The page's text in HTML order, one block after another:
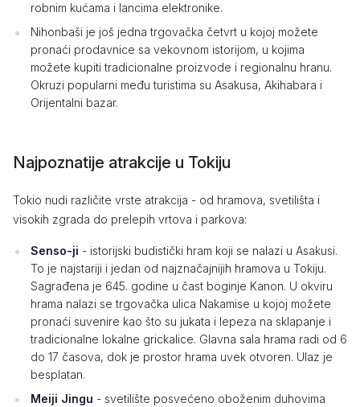
robnim kućama i lancima elektronike.
Nihonbaši je još jedna trgovačka četvrt u kojoj možete
pronaći prodavnice sa vekovnom istorijom, u kojima
možete kupiti tradicionalne proizvode i regionalnu hranu.
Okruzi popularni među turistima su Asakusa, Akihabara i
Orijentalni bazar.
Najpoznatije atrakcije u Tokiju
Tokio nudi različite vrste atrakcija - od hramova, svetilišta i
visokih zgrada do prelepih vrtova i parkova:
Senso-ji - istorijski budistički hram koji se nalazi u Asakusi.
To je najstariji i jedan od najznačajnijih hramova u Tokiju.
Sagrađena je 645. godine u čast boginje Kanon. U okviru
hrama nalazi se trgovačka ulica Nakamise u kojoj možete
pronaći suvenire kao što su jukata i lepeza na sklapanje i
tradicionalne lokalne grickalice. Glavna sala hrama radi od 6
do 17 časova, dok je prostor hrama uvek otvoren. Ulaz je
besplatan.
Meiji Jingu - svetilište posvećeno oboženim duhovima